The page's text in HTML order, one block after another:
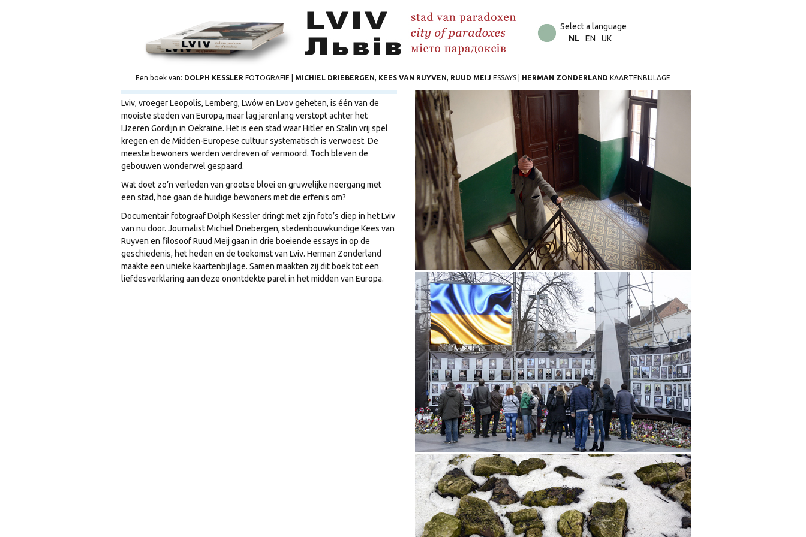
Select a language
NL
EN UK
Een boek van: DOLPH KESSLER FOTOGRAFIE | MICHIEL DRIEBERGEN, KEES VAN RUYVEN, RUUD MEIJ ESSAYS | HERMAN ZONDERLAND KAARTENBIJLAGE
Lviv, vroeger Leopolis, Lemberg, Lwów en Lvov geheten, is één van de
mooiste steden van Europa, maar lag jarenlang verstopt achter het
IJzeren Gordijn in Oekraïne. Het is een stad waar Hitler en Stalin vrij spel
kregen en de Midden-Europese cultuur systematisch is verwoest. De
meeste bewoners werden verdreven of vermoord. Toch bleven de
gebouwen wonderwel gespaard.
Wat doet zo’n verleden van grootse bloei en gruwelijke neergang met
een stad, hoe gaan de huidige bewoners met die erfenis om?
Documentair fotograaf Dolph Kessler dringt met zijn foto’s diep in het Lviv
van nu door. Journalist Michiel Driebergen, stedenbouwkundige Kees van
Ruyven en filosoof Ruud Meij gaan in drie boeiende essays in op de
geschiedenis, het heden en de toekomst van Lviv. Herman Zonderland
maakte een unieke kaartenbijlage. Samen maakten zij dit boek tot een
liefdesverklaring aan deze onontdekte parel in het midden van Europa.